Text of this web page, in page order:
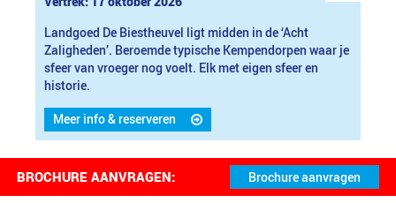
Landgoed De Biestheuvel ligt midden in de ‘Acht
Zaligheden’. Beroemde typische Kempendorpen waar je
sfeer van vroeger nog voelt. Elk met eigen sfeer en
historie.
Meer info & reserveren
BROCHURE AANVRAGEN: